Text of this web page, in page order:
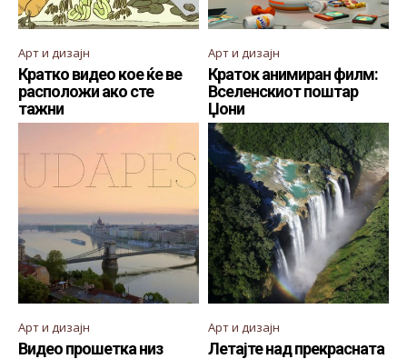
Арт и дизајн
Кратко видео кое ќе ве
расположи ако сте
тажни
Арт и дизајн
Краток анимиран филм:
Вселенскиот поштар
Џони
Арт и дизајн
Видео прошетка низ
Арт и дизајн
Летајте над прекрасната